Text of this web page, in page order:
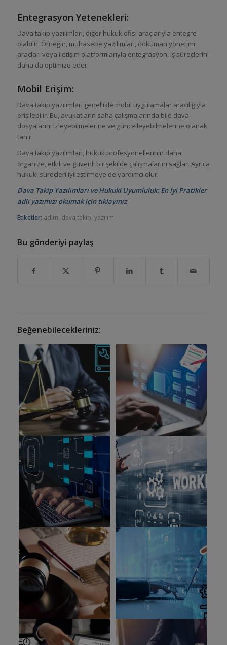
Entegrasyon Yetenekleri:
Dava takip yazılımları, diğer hukuk ofisi araçlarıyla entegre
olabilir. Örneğin, muhasebe yazılımları, doküman yönetimi
araçları veya iletişim platformlarıyla entegrasyon, iş süreçlerini
daha da optimize eder.
Mobil Erişim:
Dava takip yazılımları genellikle mobil uygulamalar aracılığıyla
erişilebilir. Bu, avukatların saha çalışmalarında bile dava
dosyalarını izleyebilmelerine ve güncelleyebilmelerine olanak
tanır.
Dava takip yazılımları, hukuk profesyonellerinin daha
organize, etkili ve güvenli bir şekilde çalışmalarını sağlar. Ayrıca
hukuki süreçleri iyileştirmeye de yardımcı olur.
Dava Takip Yazılımları ve Hukuki Uyumluluk: En İyi Pratikler
adlı yazımızı okumak için tıklayınız
Etiketler: adım dava takip yazılım
Bu gönderiyi paylaş
Beğenebilecekleriniz: